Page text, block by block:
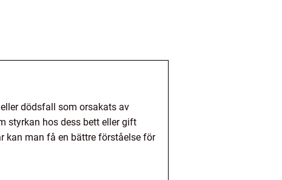
dödsfall som orsakats av
styrkan hos dess bett eller gift
kan man få en bättre förståelse för